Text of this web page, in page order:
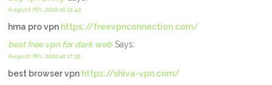
August 7th, 2022 at 13:43
hma pro vpn https://freevpnconnection.com/
best free vpn for dark webSays:
August 7th, 2022 at 17:35
best browser vpn https://shiva-vpn.com/